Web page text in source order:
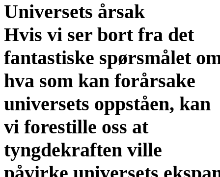
Universets årsak
Hvis vi ser bort fra det
fantastiske spørsmålet
hva som kan forårsake
universets oppståen, kan
vi forestille oss at
tyngdekraften ville